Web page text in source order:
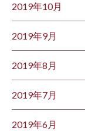
2019年10月
2019年9月
2019年8月
2019年7月
2019年6月